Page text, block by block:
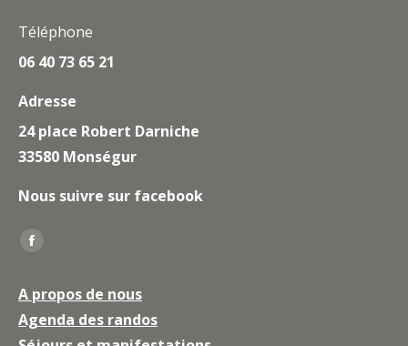
Téléphone
06 40 73 65 21
Adresse
24 place Robert Darniche
33580 Monségur
Nous suivre sur facebook
Trouvez nous sur :
La
Facebook
s'ouvre
A propos de nous
Agenda des randos